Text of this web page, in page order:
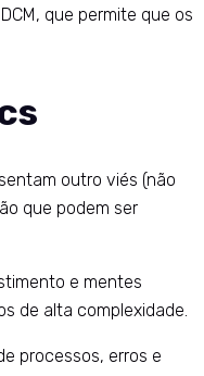
que permite que os
outro viés (não
que podem ser
e mentes
de alta complexidade.
processos, erros e